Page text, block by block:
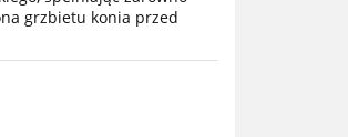
grzbietu konia przed